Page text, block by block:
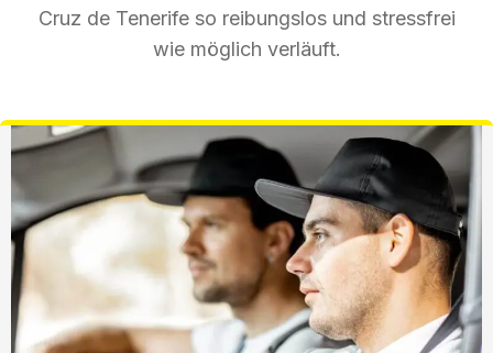
Cruz de Tenerife so reibungslos und stressfrei
wie möglich verläuft.